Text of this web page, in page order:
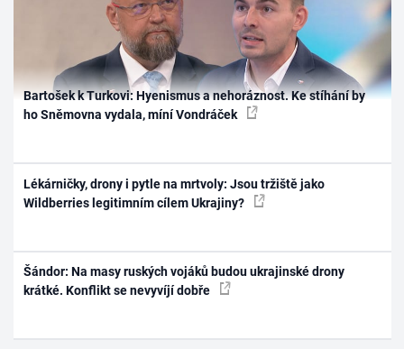
Bartošek k Turkovi: Hyenismus a nehoráznost. Ke stíhání by
ho Sněmovna vydala, míní Vondráček
Lékárničky, drony i pytle na mrtvoly: Jsou tržiště jako
Wildberries legitimním cílem Ukrajiny?
Šándor: Na masy ruských vojáků budou ukrajinské drony
krátké. Konflikt se nevyvíjí dobře